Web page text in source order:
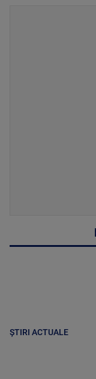
ȘTIRI ACTUALE